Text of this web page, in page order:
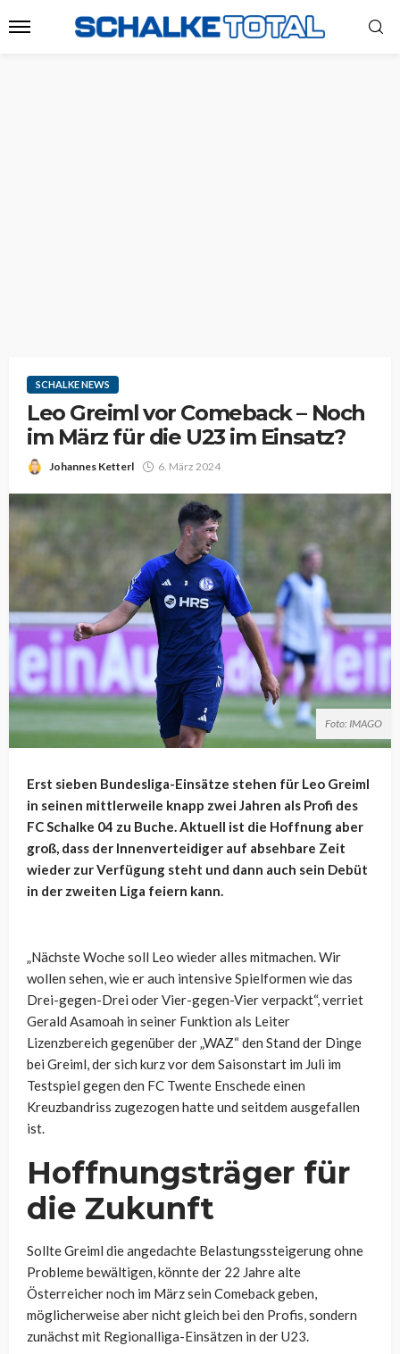
SCHALKE NEWS
Leo Greiml vor Comeback – Noch
im März für die U23 im Einsatz?
Johannes Ketterl 6. März 2024
Foto: IMAGO
Erst sieben Bundesliga-Einsätze stehen für Leo Greiml
in seinen mittlerweile knapp zwei Jahren als Profi des
FC Schalke 04 zu Buche. Aktuell ist die Hoffnung aber
groß, dass der Innenverteidiger auf absehbare Zeit
wieder zur Verfügung steht und dann auch sein Debüt
in der zweiten Liga feiern kann.
„Nächste Woche soll Leo wieder alles mitmachen. Wir
wollen sehen, wie er auch intensive Spielformen wie das
Drei-gegen-Drei oder Vier-gegen-Vier verpackt“, verriet
Gerald Asamoah in seiner Funktion als Leiter
Lizenzbereich gegenüber der „WAZ“ den Stand der Dinge
bei Greiml, der sich kurz vor dem Saisonstart im Juli im
Testspiel gegen den FC Twente Enschede einen
Kreuzbandriss zugezogen hatte und seitdem ausgefallen
ist.
Hoffnungsträger für
die Zukunft
Sollte Greiml die angedachte Belastungssteigerungohne
Probleme bewältigen, könnte der 22 Jahre alte
Österreicher noch im März sein Comeback geben,
möglicherweise aber nicht gleich bei den Profis, sondern
zunächst mit Regionalliga-Einsätzen in der U23.